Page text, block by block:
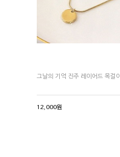
그날의 기억 진주 레이어드 목걸이
12,000원